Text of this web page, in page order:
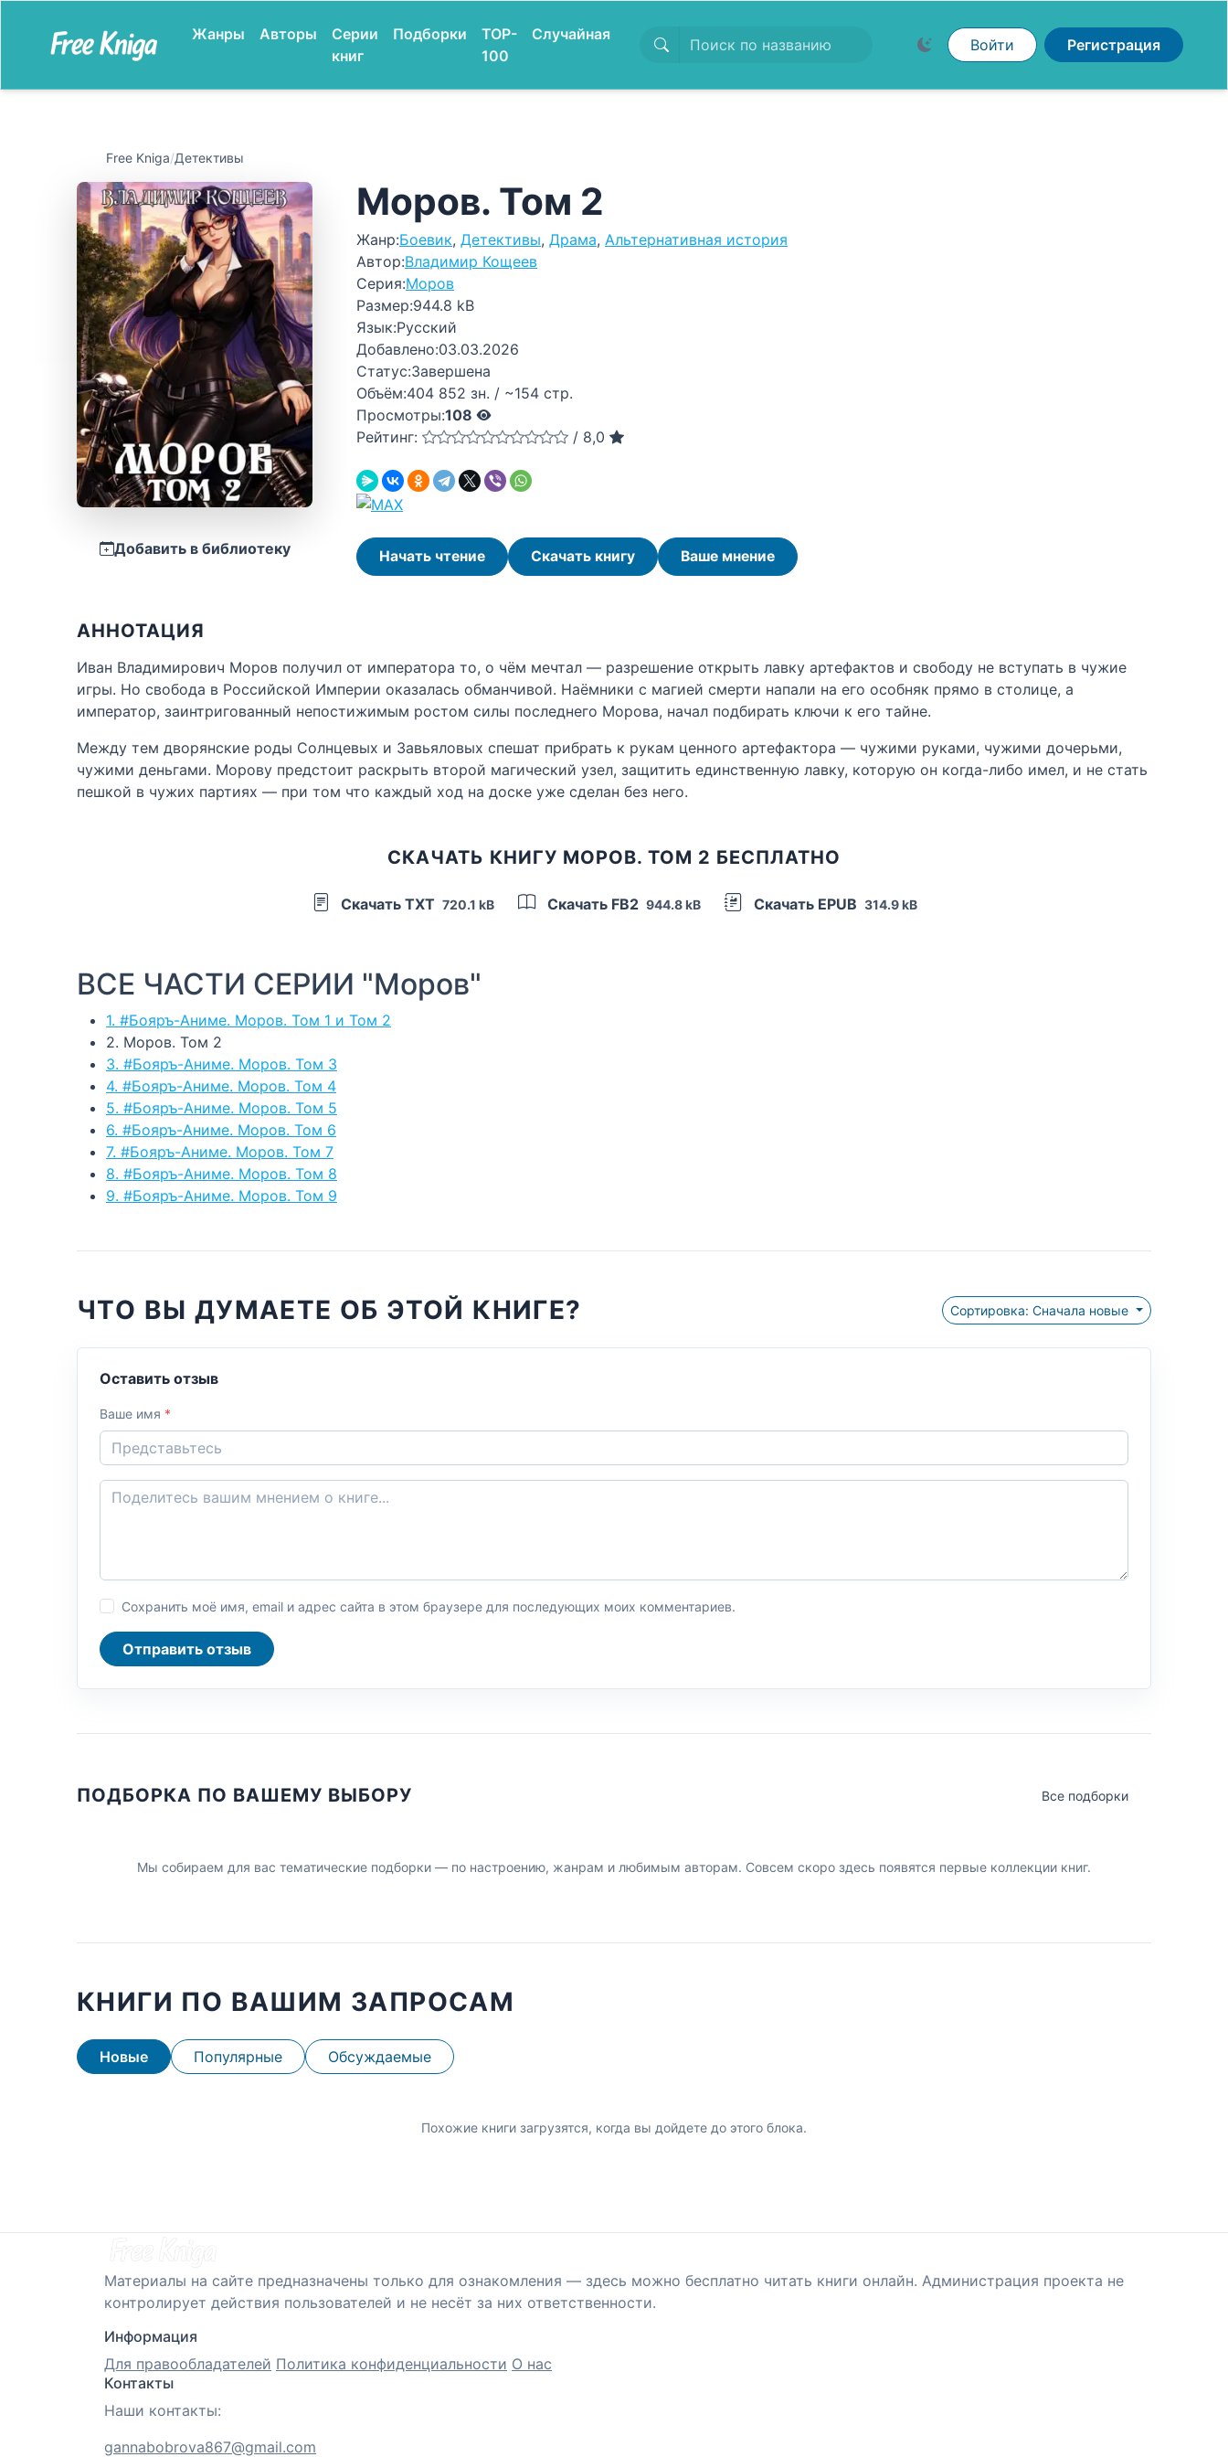
Жанры Авторы
Серии
книг
Подборки
TOP-
100
Случайная
Войти Регистрация
Free Kniga/Детективы
Добавить в библиотеку
Моров. Том 2
Жанр:Боевик, Детективы, Драма, Альтернативная история
Автор:Владимир Кощеев
Серия:Моров
Размер:944.8 kB
Язык:Русский
Добавлено:03.03.2026
Статус:Завершена
Объём:404 852 зн. / ~154 стр.
Просмотры:108
Рейтинг:
/ 8,0
Начать чтение Скачать книгу Ваше мнение
АННОТАЦИЯ
Иван Владимирович Моров получил от императора то, о чём мечтал — разрешение открыть лавку артефактов и свободу не вступать в чужие
игры. Но свобода в Российской Империи оказалась обманчивой. Наёмники с магией смерти напали на его особняк прямо в столице, а
император, заинтригованный непостижимым ростом силы последнего Морова, начал подбирать ключи к его тайне.
Между тем дворянские роды Солнцевых и Завьяловых спешат прибрать к рукам ценного артефактора — чужими руками, чужими дочерьми,
чужими деньгами. Морову предстоит раскрыть второй магический узел, защитить единственную лавку, которую он когда-либо имел, и не стать
пешкой в чужих партиях — при том что каждый ход на доске уже сделан без него.
СКАЧАТЬ КНИГУ МОРОВ. ТОМ 2 БЕСПЛАТНО
Скачать TXT 720.1 kB Скачать FB2 944.8 kB Скачать EPUB 314.9 kB
ВСЕ ЧАСТИ СЕРИИ "Моров"
1. #Бояръ-Аниме. Моров. Том 1 и Том 2
2. Моров. Том 2
3. #Бояръ-Аниме. Моров. Том 3
4. #Бояръ-Аниме. Моров. Том 4
5. #Бояръ-Аниме. Моров. Том 5
6. #Бояръ-Аниме. Моров. Том 6
7. #Бояръ-Аниме. Моров. Том 7
8. #Бояръ-Аниме. Моров. Том 8
9. #Бояръ-Аниме. Моров. Том 9
ЧТО ВЫ ДУМАЕТЕ ОБ ЭТОЙ КНИГЕ? Сортировка: Сначала новые
Оставить отзыв
Ваше имя *
Сохранить моё имя, email и адрес сайта в этом браузере для последующих моих комментариев.
Отправить отзыв
ПОДБОРКА ПО ВАШЕМУ ВЫБОРУ Все подборки
Мы собираем для вас тематические подборки — по настроению, жанрам и любимым авторам. Совсем скоро здесь появятся первые коллекции книг.
КНИГИ ПО ВАШИМ ЗАПРОСАМ
Новые Популярные Обсуждаемые
Похожие книги загрузятся, когда вы дойдете до этого блока.
Материалы на сайте предназначены только для ознакомления — здесь можно бесплатно читать книги онлайн. Администрация проекта не
контролирует действия пользователей и не несёт за них ответственности.
Информация
Для правообладателей Политика конфиденциальности О нас
Контакты
Наши контакты:
gannabobrova867@gmail.com